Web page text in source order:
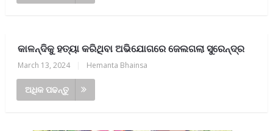
କାଳନ୍ଦିକୁ ହତ୍ୟା କରିଥିବା ଅଭିଯୋଗରେ ଜେଲଗଲା ସୁରେନ୍ଦ୍ର
March 13, 2024 Hemanta Bhainsa
ଅଧିକ ପଢନ୍ତୁ